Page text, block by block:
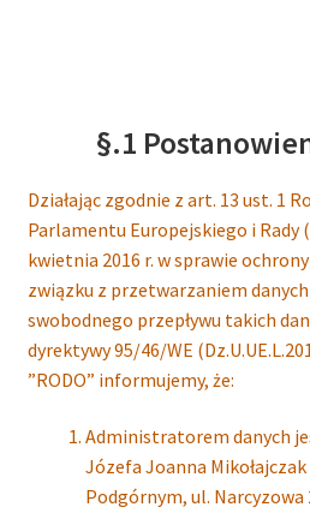
§.1
Działając zgodnie z art. 13 ust. 1
Parlamentu Europejskiego i Rady
kwietnia 2016 r. w sprawie
związku z przetwarzaniem
swobodnego przepływu takich
dyrektywy 95/46/WE
”RODO” informujemy, że:
Administratorem danych
Józefa Joanna
Podgórnym, ul. Narcyzowa